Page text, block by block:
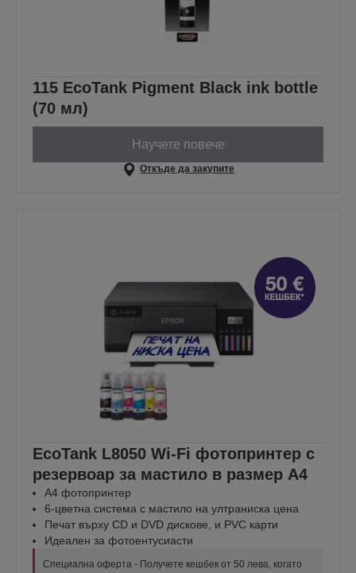
115 EcoTank Pigment Black ink bottle
(70 мл)
Научете повече
Откъде да закупите
EcoTank L8050 Wi-Fi фотопринтер с
резервоар за мастило в размер A4
A4 фотопринтер
6-цветна система с мастило на ултраниска цена
Печат върху CD и DVD дискове, и PVC карти
Идеален за фотоентусиасти
Специална оферта - Получете кешбек от 50 лева, когато